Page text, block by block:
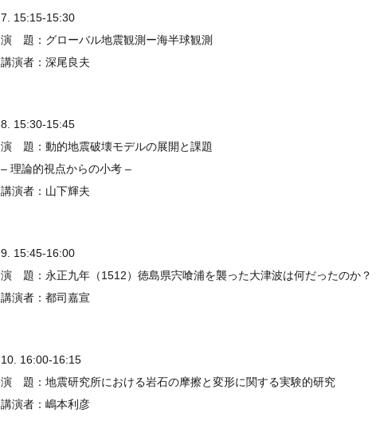
7. 15:15-15:30
演 題：グローバル地震観測ー海半球観測
講演者：深尾良夫
8. 15:30-15:45
演 題：動的地震破壊モデルの展開と課題
– 理論的視点からの小考 –
講演者：山下輝夫
9. 15:45-16:00
演 題：永正九年（1512）徳島県宍喰浦を襲った大津波は何だったのか？
講演者：都司嘉宣
10. 16:00-16:15
演 題：地震研究所における岩石の摩擦と変形に関する実験的研究
講演者：嶋本利彦